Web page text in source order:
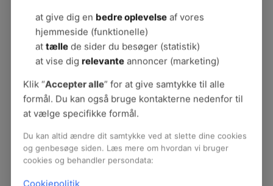
deres sammenhæng med konflikter
gode råd om at finde dit professionelle
ståsted i balancen mellem over- og
underinvolvering
konkrete værktøjer til at møde konflikter
kompetent
erfaring med metoder til følelsesmæssig
mulighed for at afprøve nye redskaber fra
BFA om høje følelsesmæssige krav og
at give dig en bedre oplevelseaf vores
hjemmeside (funktionelle)
at tællede sider du besøger (statistik)
at vise dig relevanteannoncer (marketing)
Klik “Accepter alle” for at give samtykke til alle
formål. Du kan også bruge kontakterne nedenfor til
at vælge specifikke formål.
Du kan altid ændre dit samtykke ved at slette dine cookies
og genbesøge siden. Læs mere om hvordan vi bruger
cookies og behandler persondata:
Cookiepolitik